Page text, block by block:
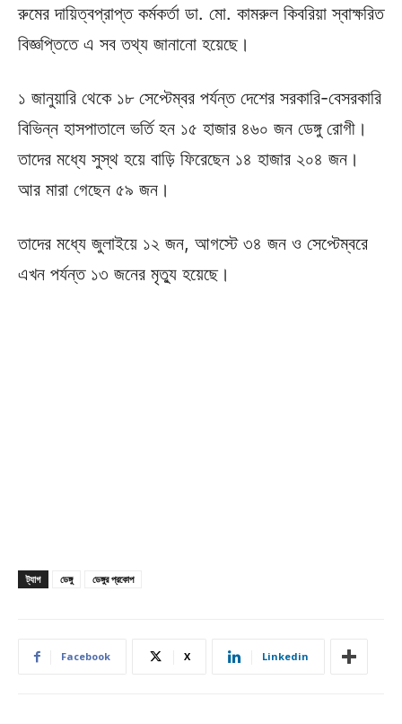
রুমের দায়িত্বপ্রাপ্ত কর্মকর্তা ডা. মো. কামরুল কিবরিয়া স্বাক্ষরিত
বিজ্ঞপ্তিতে এ সব তথ্য জানানো হয়েছে।
১ জানুয়ারি থেকে ১৮ সেপ্টেম্বর পর্যন্ত দেশের সরকারি-বেসরকারি
বিভিন্ন হাসপাতালে ভর্তি হন ১৫ হাজার ৪৬০ জন ডেঙ্গু রোগী।
তাদের মধ্যে সুস্থ হয়ে বাড়ি ফিরেছেন ১৪ হাজার ২০৪ জন।
আর মারা গেছেন ৫৯ জন।
তাদের মধ্যে জুলাইয়ে ১২ জন, আগস্টে ৩৪ জন ও সেপ্টেম্বরে
এখন পর্যন্ত ১৩ জনের মৃত্যু হয়েছে।
ট্যাগ ডেঙ্গু ডেঙ্গুর প্রকোপ
Facebook X Linkedin